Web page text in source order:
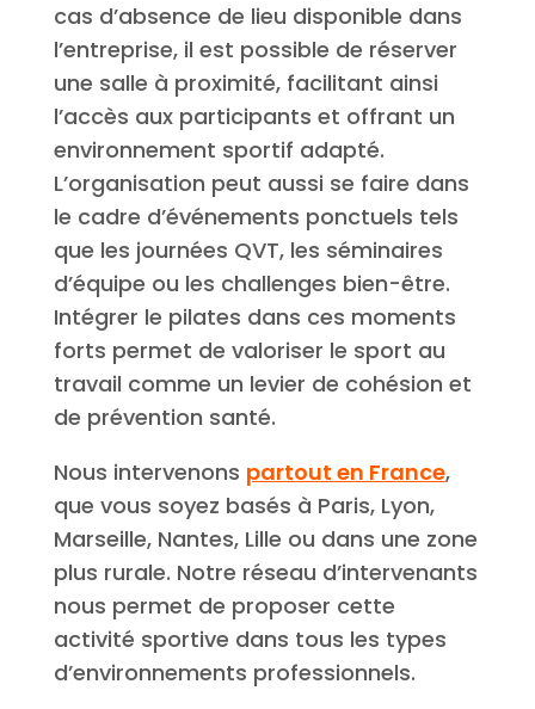
cas d’absence de lieu disponible dans
l’entreprise, il est possible de réserver
une salle à proximité, facilitant ainsi
l’accès aux participants et offrant un
environnement sportif adapté.
L’organisation peut aussi se faire dans
le cadre d’événements ponctuels tels
que les journées QVT, les séminaires
d’équipe ou les challenges bien-être.
Intégrer le pilates dans ces moments
forts permet de valoriser le sport au
travail comme un levier de cohésion et
de prévention santé.
Nous intervenons partout en France,
que vous soyez basés à Paris, Lyon,
Marseille, Nantes, Lille ou dans une zone
plus rurale. Notre réseau d’intervenants
nous permet de proposer cette
activité sportive dans tous les types
d’environnements professionnels.